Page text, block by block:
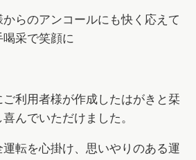
らのアンコールにも快く応えて
采で笑顔に
利用者様が作成したはがきと栞
んでいただけました。
転を心掛け、思いやりのある運